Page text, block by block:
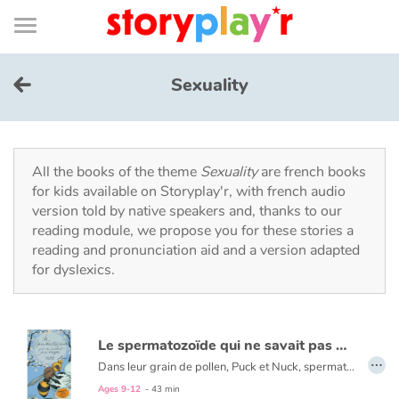
Connexion
Bibliothèque
de
page
Menu
Log in
Try for free
Library
Awards
Tales and classics in french
Sexuality
All the books of the theme Sexualityare french books
for kids available on Storyplay'r, with french audio
version told by native speakers and, thanks to our
reading module, we propose you for these stories a
reading and pronunciation aid and a version adapted
for dyslexics.
Le spermatozoïde qui ne savait pas nager
Dans leur grain de pollen, Puck et Nuck, spermatozoïdes végétaux, partent à l’aventure sur le dos de Blizz, une abeille.
Ages 9-12 - 43 min
…